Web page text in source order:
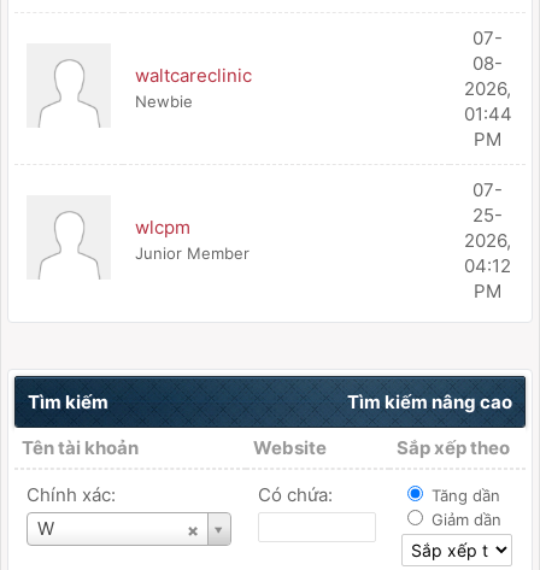
waltcareclinic
Newbie
07-
08-
2026,
01:44
PM
wlcpm
Junior Member
07-
25-
2026,
04:12
PM
Tìm kiếm nâng cao
Tìm kiếm
Tên tài khoản
Website Sắp xếp theo
Chính xác:
W
Tên
tài
Có chứa:
Tăng dần
Giảm dần